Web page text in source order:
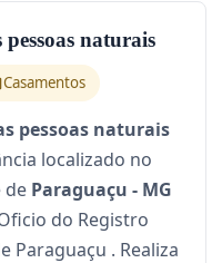
naturais
Casamentos
pessoas naturais
localizado no
de Paraguaçu - MG
do Registro
Paraguaçu . Realiza